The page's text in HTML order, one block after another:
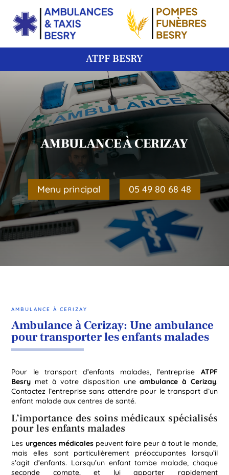
ATPF BESRY
AMBULANCE À CERIZAY
Menu principal 05 49 80 68 48
AMBULANCE À CERIZAY
Ambulance à Cerizay: Une ambulance
pour transporter les enfants malades
Pour le transport d’enfants malades, l’entreprise
ATPF
Besry met à votre disposition une ambulance à Cerizay.
Contactez l’entreprise sans attendre pour le transport d’un
enfant malade aux centres de santé.
L’importance des soins médicaux spécialisés
pour les enfants malades
Les urgences médicales peuvent faire peur à tout le monde,
mais elles sont particulièrement préoccupantes lorsqu’il
s’agit d’enfants. Lorsqu’un enfant tombe malade, chaque
seconde compte, et lui apporter rapidement